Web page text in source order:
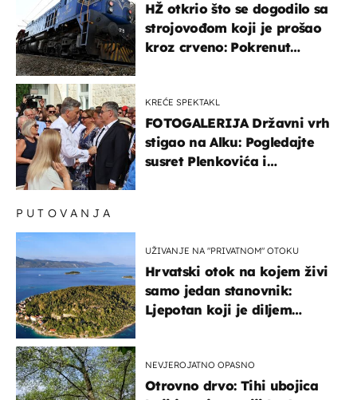
HŽ otkrio što se dogodilo sa
strojovođom koji je prošao
kroz crveno: Pokrenut
KREĆE SPEKTAKL
FOTOGALERIJA Državni vrh
stigao na Alku: Pogledajte
susret Plenkovića i
PUTOVANJA
UŽIVANJE NA "PRIVATNOM" OTOKU
Hrvatski otok na kojem živi
samo jedan stanovnik:
Ljepotan koji je diljem
NEVJEROJATNO OPASNO
Otrovno drvo: Tihi ubojica